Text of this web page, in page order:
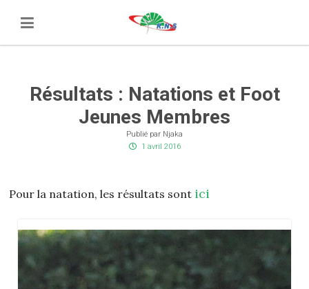
Résultats : Natations et Foot
Jeunes Membres
Publié par Njaka
1 avril 2016
Pour la natation, les résultats sont ici